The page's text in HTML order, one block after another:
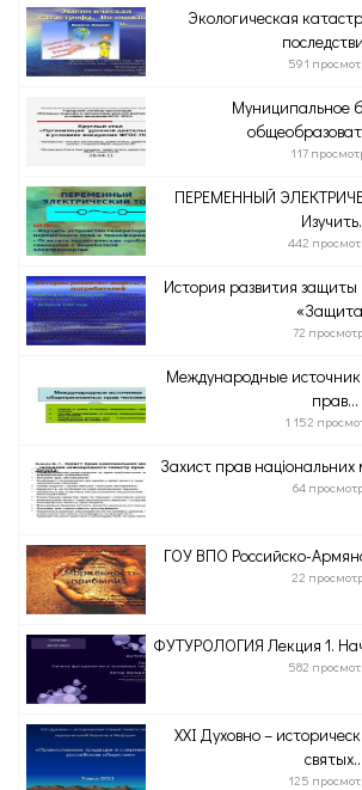
Экологическая
591
Муниципальное
117
ПЕРЕМЕННЫЙ
442
История развития
72
Международные
прав...
1 152
Захист прав
64
ГОУ ВПО Российско-
22
ФУТУРОЛОГИЯ Лекция 1.
582
XXI Духовно –
святых...
125